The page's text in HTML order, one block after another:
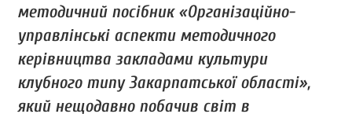
методичний посібник «Організаційно-
управлінські аспекти методичного
керівництва закладами культури
клубного типу Закарпатської області»,
який нещодавно побачив світ в